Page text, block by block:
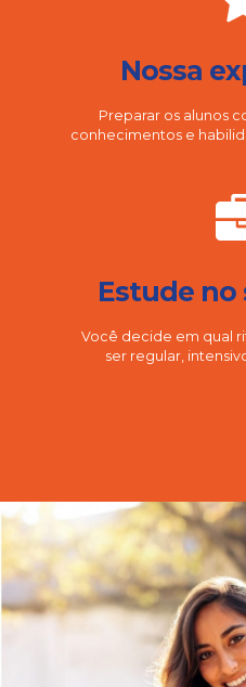
Nossa
Preparar os alunos
conhecimentos e
Estude
Você decide em qual
ser regular,